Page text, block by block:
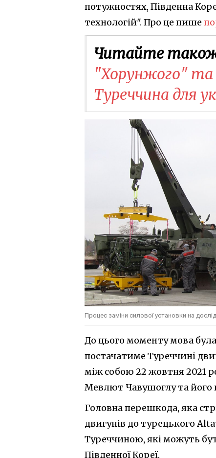
потужностях, Південна
технологій". Про це пише
Читайте
"Хорунжого" та
Туреччина для
Процес заміни силової установки на
До цього моменту мова
постачатиме Туреччині
між собою 22 жовтня 2021
Мевлют Чавушоглу та його
Головна перешкода, яка
двигунів до турецького
Туреччиною, які можуть
Південної Кореї.